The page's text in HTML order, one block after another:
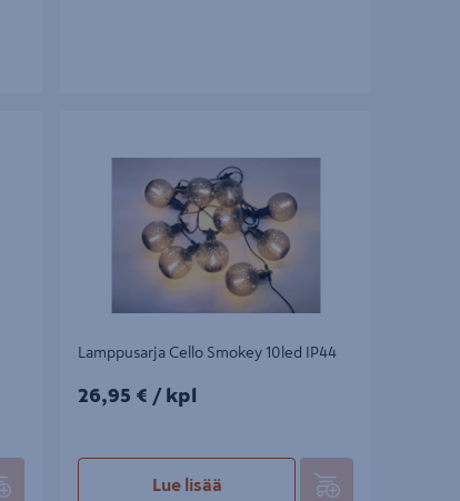
Lamppusarja Cello Smokey 10led IP44
26,95€/kpl
26,95 € / kpl
Lue lisää